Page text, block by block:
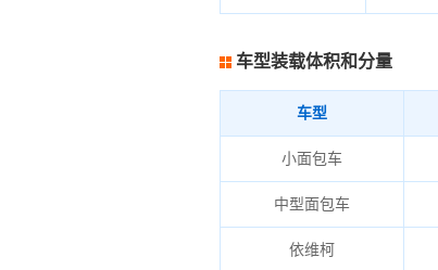
车型装载体积和分量
车型
小面包车
中型面包车
依维柯